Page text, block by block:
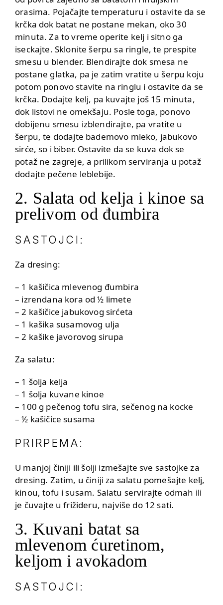
orasima. Pojačajte temperaturu i ostavite da se
krčka dok batat ne postane mekan, oko 30
minuta. Za to vreme operite kelj i sitno ga
iseckajte. Sklonite šerpu sa ringle, te prespite
smesu u blender. Blendirajte dok smesa ne
postane glatka, pa je zatim vratite u šerpu koju
potom ponovo stavite na ringlu i ostavite da se
krčka. Dodajte kelj, pa kuvajte još 15 minuta,
dok listovi ne omekšaju. Posle toga, ponovo
dobijenu smesu izblendirajte, pa vratite u
šerpu, te dodajte bademovo mleko, jabukovo
sirće, so i biber. Ostavite da se kuva dok se
potaž ne zagreje, a prilikom serviranja u potaž
dodajte pečene leblebije.
2. Salata od kelja i kinoe sa
prelivom od đumbira
SASTOJCI:
Za dresing:
– 1 kašičica mlevenog đumbira
– izrendana kora od ½ limete
– 2 kašičice jabukovog sirćeta
– 1 kašika susamovog ulja
– 2 kašike javorovog sirupa
Za salatu:
– 1 šolja kelja
– 1 šolja kuvane kinoe
– 100 g pečenog tofu sira, sečenog na kocke
– ½ kašičice susama
PRIRPEMA:
U manjoj činiji ili šolji izmešajte sve sastojke za
dresing. Zatim, u činiji za salatu pomešajte kelj,
kinou, tofu i susam. Salatu servirajte odmah ili
je čuvajte u frižideru, najviše do 12 sati.
3. Kuvani batat sa
mlevenom ćuretinom,
keljom i avokadom
SASTOJCI: